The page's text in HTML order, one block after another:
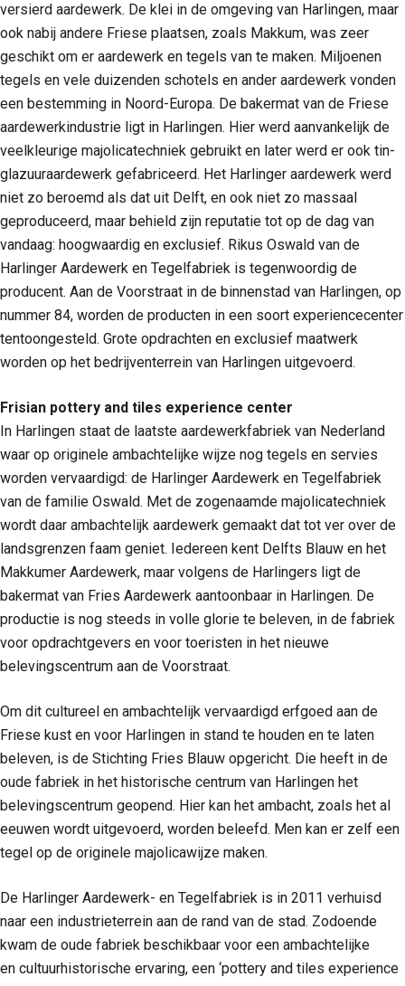
versierd aardewerk. De klei in de omgeving van Harlingen, maar
ook nabij andere Friese plaatsen, zoals Makkum, was zeer
geschikt om er aardewerk en tegels van te maken. Miljoenen
tegels en vele duizenden schotels en ander aardewerk vonden
een bestemming in Noord-Europa. De bakermat van de Friese
aardewerkindustrie ligt in Harlingen. Hier werd aanvankelijk de
veelkleurige majolicatechniek gebruikt en later werd er ook tin-
glazuuraardewerk gefabriceerd. Het Harlinger aardewerk werd
niet zo beroemd als dat uit Delft, en ook niet zo massaal
geproduceerd, maar behield zijn reputatie tot op de dag van
vandaag: hoogwaardig en exclusief. Rikus Oswald van de
Harlinger Aardewerk en Tegelfabriek is tegenwoordig de
producent. Aan de Voorstraat in de binnenstad van Harlingen, op
nummer 84, worden de producten in een soort experiencecenter
tentoongesteld. Grote opdrachten en exclusief maatwerk
worden op het bedrijventerrein van Harlingen uitgevoerd.
Frisian pottery and tiles experience center
In Harlingen staat de laatste aardewerkfabriek van Nederland
waar op originele ambachtelijke wijze nog tegels en servies
worden vervaardigd: de Harlinger Aardewerk en Tegelfabriek
van de familie Oswald. Met de zogenaamde majolicatechniek
wordt daar ambachtelijk aardewerk gemaakt dat tot ver over de
landsgrenzen faam geniet. Iedereen kent Delfts Blauw en het
Makkumer Aardewerk, maar volgens de Harlingers ligt de
bakermat van Fries Aardewerk aantoonbaar in Harlingen. De
productie is nog steeds in volle glorie te beleven, in de fabriek
voor opdrachtgevers en voor toeristen in het nieuwe
belevingscentrum aan de Voorstraat.
Om dit cultureel en ambachtelijk vervaardigd erfgoed aan de
Friese kust en voor Harlingen in stand te houden en te laten
beleven, is de Stichting Fries Blauw opgericht. Die heeft in de
oude fabriek in het historische centrum van Harlingen het
belevingscentrum geopend. Hier kan het ambacht, zoals het al
eeuwen wordt uitgevoerd, worden beleefd. Men kan er zelf een
tegel op de originele majolicawijze maken.
De Harlinger Aardewerk- en Tegelfabriek is in 2011 verhuisd
naar een industrieterrein aan de rand van de stad. Zodoende
kwam de oude fabriek beschikbaar voor een ambachtelijke
en cultuurhistorische ervaring, een ‘pottery and tiles experience